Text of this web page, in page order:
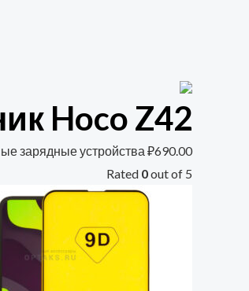
Hoco Z42
зарядные устройства ₽690.00
Rated 0out of 5